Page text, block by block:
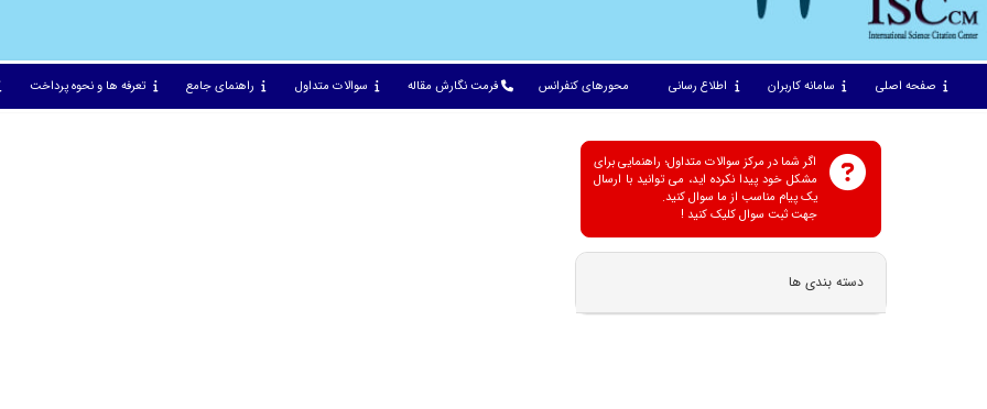
صفحه اصلی سامانه کاربران اطلاع رسانی محورهای کنفرانس فرمت نگارش مقاله سوالات متداول راهنمای جامع تعرفه ها و نحوه پرداخت
اگر شما در مرکز سوالات متداول؛ راهنمایی برای
مشکل خود پیدا نکرده اید، می توانید با ارسال
یک پیام مناسب از ما سوال کنید.
جهت ثبت سوال کلیک کنید !
دسته بندی ها